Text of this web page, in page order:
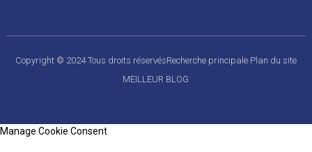
Copyright © 2024 Tous droits réservésRecherche principale Plan du site
MEILLEUR BLOG
Manage Cookie Consent